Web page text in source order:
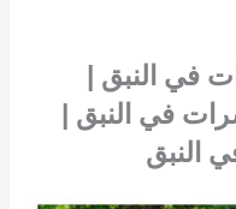
في النبق |
في النبق |
النبق